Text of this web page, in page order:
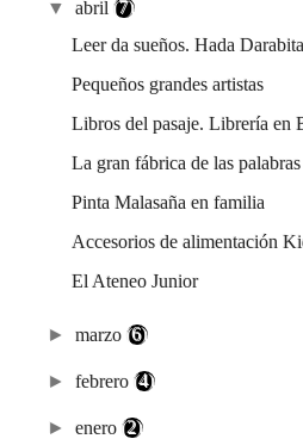
▼abril(7)
Leer da sueños. Hada Darabita
Pequeños grandes artistas
Libros del pasaje. Librería en
La gran fábrica de las palabras
Pinta Malasaña en familia
Accesorios de alimentación
El Ateneo Junior
►marzo(6)
►febrero(4)
►enero(2)